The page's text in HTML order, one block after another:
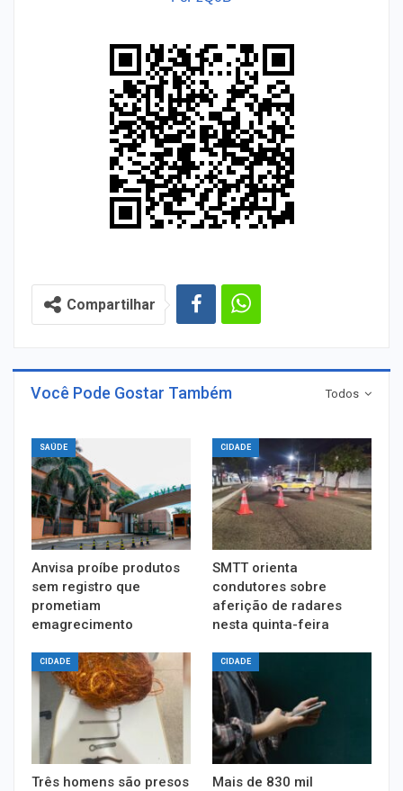
Compartilhar
Todos
Você Pode Gostar Também
SAÚDE
Anvisa proíbe produtos
sem registro que
prometiam
emagrecimento
CIDADE
SMTT orienta
condutores sobre
aferição de radares
nesta quinta-feira
CIDADE
Três homens são presos
CIDADE
Mais de 830 mil